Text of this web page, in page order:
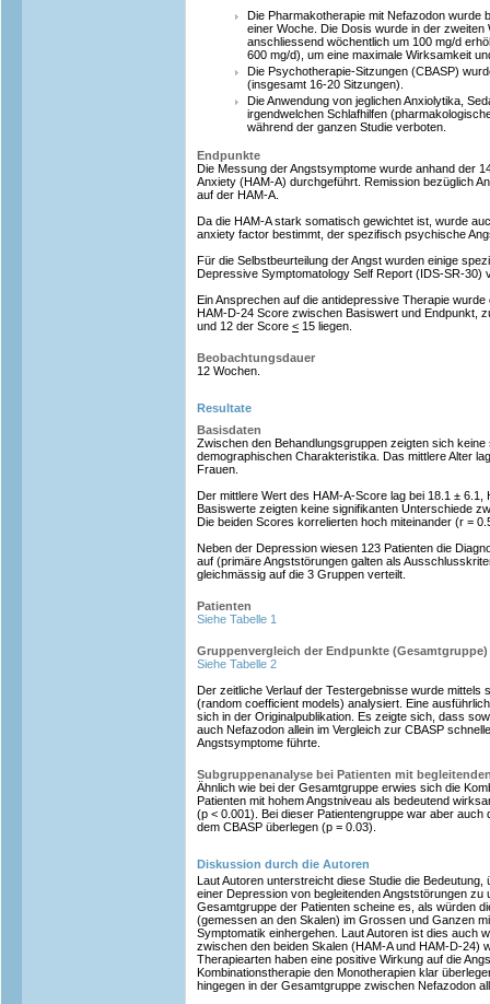
Die Pharmakotherapie mit Nefazodon wurde
einer Woche. Die Dosis wurde in der zweiten
anschliessend wöchentlich um 100 mg/d
600 mg/d), um eine maximale Wirksamkeit
Die Psychotherapie-Sitzungen (CBASP)
(insgesamt 16-20 Sitzungen).
Die Anwendung von jeglichen Anxiolytika,
irgendwelchen Schlafhilfen
während der ganzen Studie verboten.
Endpunkte
Die Messung der Angstsymptome wurde anhand der
Anxiety (HAM-A) durchgeführt. Remission bezüglich
auf der HAM-A.
Da die HAM-A stark somatisch gewichtet ist, wurde
anxiety factor bestimmt, der spezifisch psychische
Für die Selbstbeurteilung der Angst wurden einige
Depressive Symptomatology Self Report (IDS-SR-30)
Ein Ansprechen auf die antidepressive Therapie
HAM-D-24 Score zwischen Basiswert und Endpunkt,
und 12 der Score < 15 liegen.
Beobachtungsdauer
12 Wochen.
Resultate
Basisdaten
Zwischen den Behandlungsgruppen zeigten sich
demographischen Charakteristika. Das mittlere Alter
Frauen.
Der mittlere Wert des HAM-A-Score lag bei 18.1 ± 6.1,
Basiswerte zeigten keine signifikanten Unterschiede
Die beiden Scores korrelierten hoch miteinander (r =
Neben der Depression wiesen 123 Patienten die
auf (primäre Angststörungen galten als
gleichmässig auf die 3 Gruppen verteilt.
Patienten
Siehe Tabelle 1
Gruppenvergleich der Endpunkte (Gesamtgruppe)
Siehe Tabelle 2
Der zeitliche Verlauf der Testergebnisse wurde mittels
(random coefficient models) analysiert. Eine
sich in der Originalpublikation. Es zeigte sich, dass
auch Nefazodon allein im Vergleich zur CBASP
Angstsymptome führte.
Subgruppenanalyse bei Patienten mit
Ähnlich wie bei der Gesamtgruppe erwies sich die
Patienten mit hohem Angstniveau als bedeutend
(p < 0.001). Bei dieser Patientengruppe war aber auch
dem CBASP überlegen (p = 0.03).
Diskussion durch die Autoren
Laut Autoren unterstreicht diese Studie die
einer Depression von begleitenden Angststörungen zu
Gesamtgruppe der Patienten scheine es, als würden
(gemessen an den Skalen) im Grossen und Ganzen
Symptomatik einhergehen. Laut Autoren ist dies auch
zwischen den beiden Skalen (HAM-A und HAM-D-24)
Therapiearten haben eine positive Wirkung auf die
Kombinationstherapie den Monotherapien klar
hingegen in der Gesamtgruppe zwischen Nefazodon